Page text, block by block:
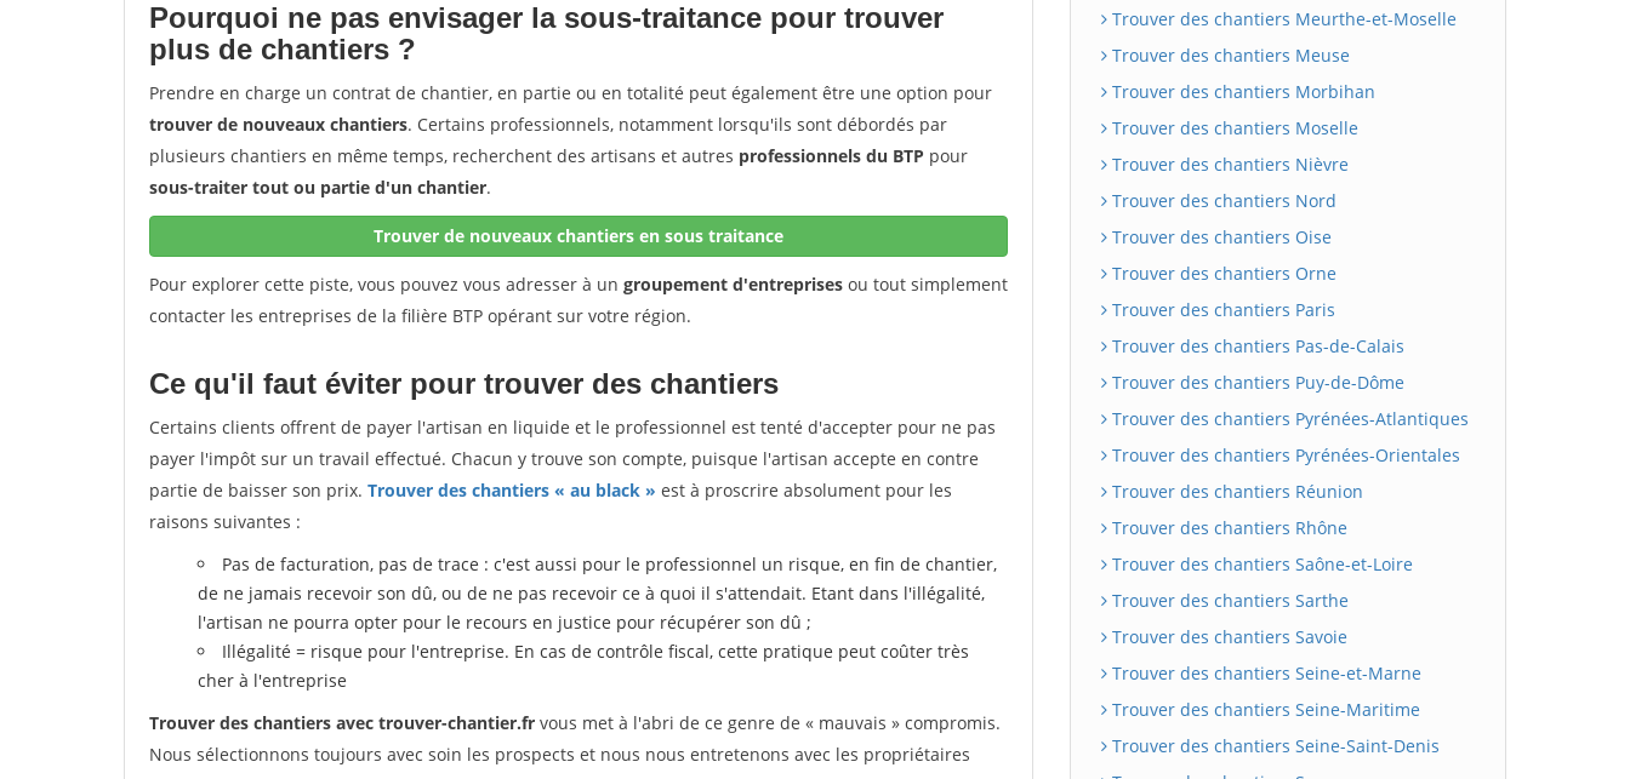
Pourquoi ne pas envisager la sous-traitance pour trouver
plus de chantiers ?
Prendre en charge un contrat de chantier, en partie ou en totalité peut également être une option pour
trouver de nouveaux chantiers. Certains professionnels, notamment lorsqu'ils sont débordés par
plusieurs chantiers en même temps, recherchent des artisans et autres professionnels du BTP pour
sous-traiter tout ou partie d'un chantier.
Trouver de nouveaux chantiers en sous traitance
Pour explorer cette piste, vous pouvez vous adresser à un groupement d'entreprises ou tout simplement
contacter les entreprises de la filière BTP opérant sur votre région.
Ce qu'il faut éviter pour trouver des chantiers
Certains clients offrent de payer l'artisan en liquide et le professionnel est tenté d'accepter pour ne pas
payer l'impôt sur un travail effectué. Chacun y trouve son compte, puisque l'artisan accepte en contre
partie de baisser son prix. Trouver des chantiers « au black » est à proscrire absolument pour les
raisons suivantes :
Pas de facturation, pas de trace : c'est aussi pour le professionnel un risque, en fin de chantier,
de ne jamais recevoir son dû, ou de ne pas recevoir ce à quoi il s'attendait. Etant dans l'illégalité,
l'artisan ne pourra opter pour le recours en justice pour récupérer son dû ;
Illégalité = risque pour l'entreprise. En cas de contrôle fiscal, cette pratique peut coûter très
cher à l'entreprise
Trouver des chantiers avec trouver-chantier.fr vous met à l'abri de ce genre de « mauvais » compromis.
Nous sélectionnons toujours avec soin les prospects et nous nous entretenons avec les propriétaires
Trouver des chantiers Meurthe-et-Moselle
Trouver des chantiers Meuse
Trouver des chantiers Morbihan
Trouver des chantiers Moselle
Trouver des chantiers Nièvre
Trouver des chantiers Nord
Trouver des chantiers Oise
Trouver des chantiers Orne
Trouver des chantiers Paris
Trouver des chantiers Pas-de-Calais
Trouver des chantiers Puy-de-Dôme
Trouver des chantiers Pyrénées-Atlantiques
Trouver des chantiers Pyrénées-Orientales
Trouver des chantiers Réunion
Trouver des chantiers Rhône
Trouver des chantiers Saône-et-Loire
Trouver des chantiers Sarthe
Trouver des chantiers Savoie
Trouver des chantiers Seine-et-Marne
Trouver des chantiers Seine-Maritime
Trouver des chantiers Seine-Saint-Denis